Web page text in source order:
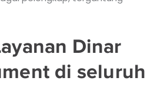
Dinar
di seluruh